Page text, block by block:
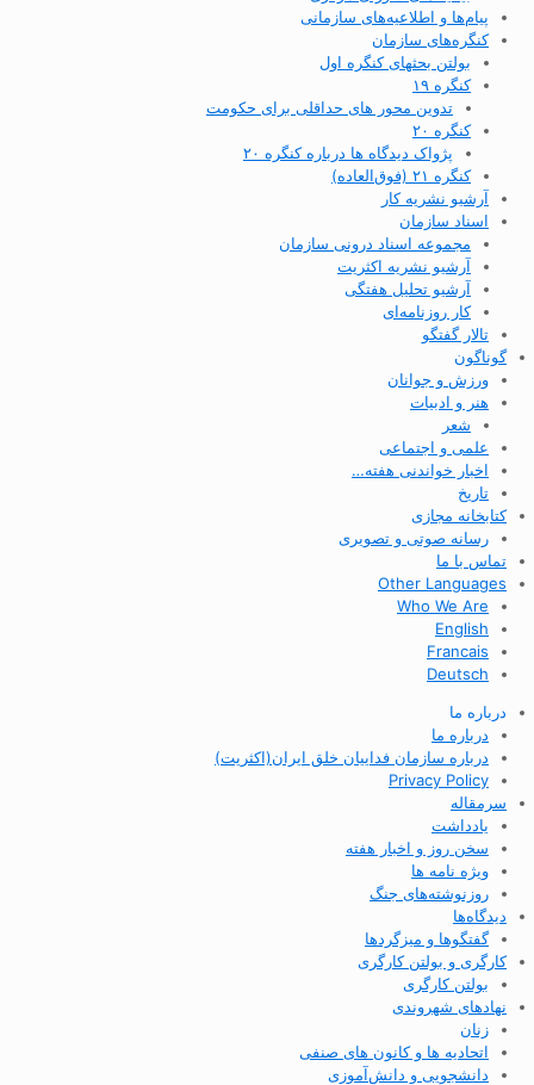
پیام‌ها و اطلاعیه‌های سازمانی
کنگره‌های سازمان
بولتن بحثهای کنگره اول
کنگره ۱۹
تدوین محور های حداقلی برای حکومت
کنگره ۲۰
پژواک دیدگاه ها درباره کنگره ۲۰
کنگره ۲۱ (فوق‌العاده)
آرشیو نشریه کار
اسناد سازمان
مجموعه اسناد درونی سازمان
آرشیو نشریه اکثریت
آرشیو تحلیل هفتگی
کار روزنامه‌ای
تالار گفتگو
گوناگون
ورزش و جوانان
هنر و ادبیات
شعر
علمی و اجتماعی
اخبار خواندنی هفته…
تاریخ
کتابخانه مجازی
رسانه صوتی و تصویری
تماس با ما
Other Languages
Who We Are
English
Francais
Deutsch
درباره ما
درباره ما
درباره سازمان فداییان خلق ایران(اکثریت)
Privacy Policy
سرمقاله
یادداشت
سخن روز و اخبار هفته
ویژه نامه ها
روزنوشته‌های جنگ
دیدگاه‌ها
گفتگوها و میزگردها
کارگری و بولتن کارگری
بولتن کارگری
نهادهای شهروندی
زنان
اتحادیه ها و کانون های صنفی
دانشجویی و دانش‌آموزی